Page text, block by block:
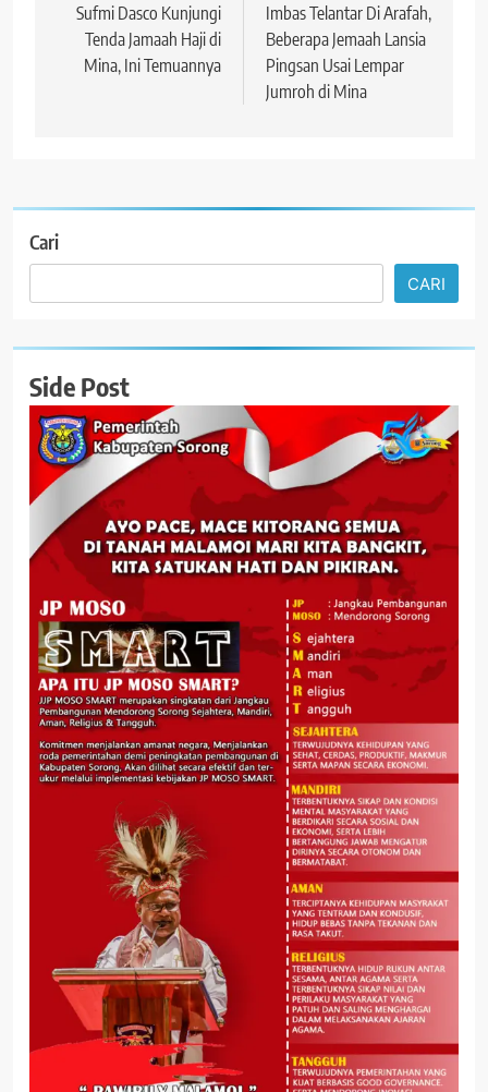
pos
Sufmi Dasco Kunjungi
Tenda Jamaah Haji di
Mina, Ini Temuannya
Imbas Telantar Di Arafah,
Beberapa Jemaah Lansia
Pingsan Usai Lempar
Jumroh di Mina
Cari
CARI
Side Post